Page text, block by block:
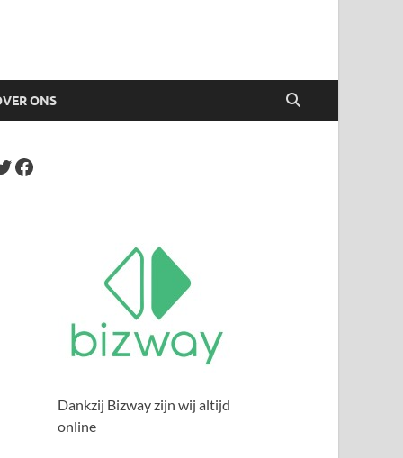
ONS
Dankzij Bizway zijn wij altijd
online